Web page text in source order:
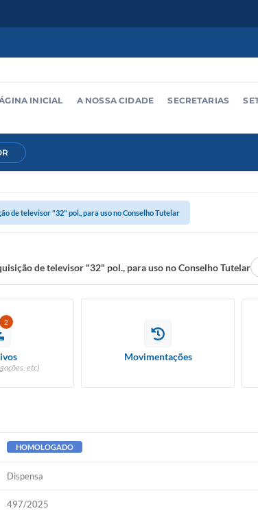
INICIAL A NOSSA CIDADE SECRETARIAS
de televisor "32" pol., para uso no Conselho Tutelar
de televisor "32" pol., para uso no Conselho Tutelar
2
etc)
Movimentações
HOMOLOGADO
Dispensa
497/2025